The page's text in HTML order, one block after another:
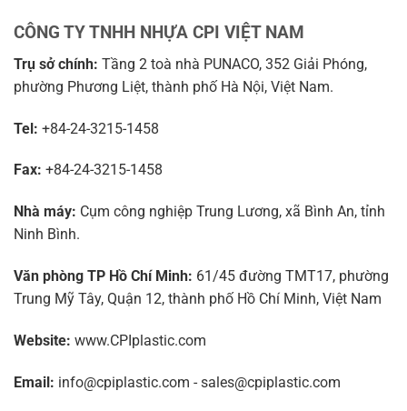
CÔNG TY TNHH NHỰA CPI VIỆT NAM
Trụ sở chính: Tầng 2 toà nhà PUNACO, 352 Giải Phóng,
phường Phương Liệt, thành phố Hà Nội, Việt Nam.
Tel: +84-24-3215-1458
Fax: +84-24-3215-1458
Nhà máy: Cụm công nghiệp Trung Lương, xã Bình An, tỉnh
Ninh Bình.
Văn phòng TP Hồ Chí Minh: 61/45 đường TMT17, phường
Trung Mỹ Tây, Quận 12, thành phố Hồ Chí Minh, Việt Nam
Website: www.CPIplastic.com
Email: info@cpiplastic.com - sales@cpiplastic.com